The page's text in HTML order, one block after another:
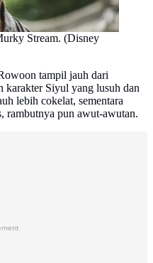
Stream. (Disney
tampil jauh dari
karakter Siyul yang lusuh dan
lebih cokelat, sementara
rambutnya pun awut-awutan.